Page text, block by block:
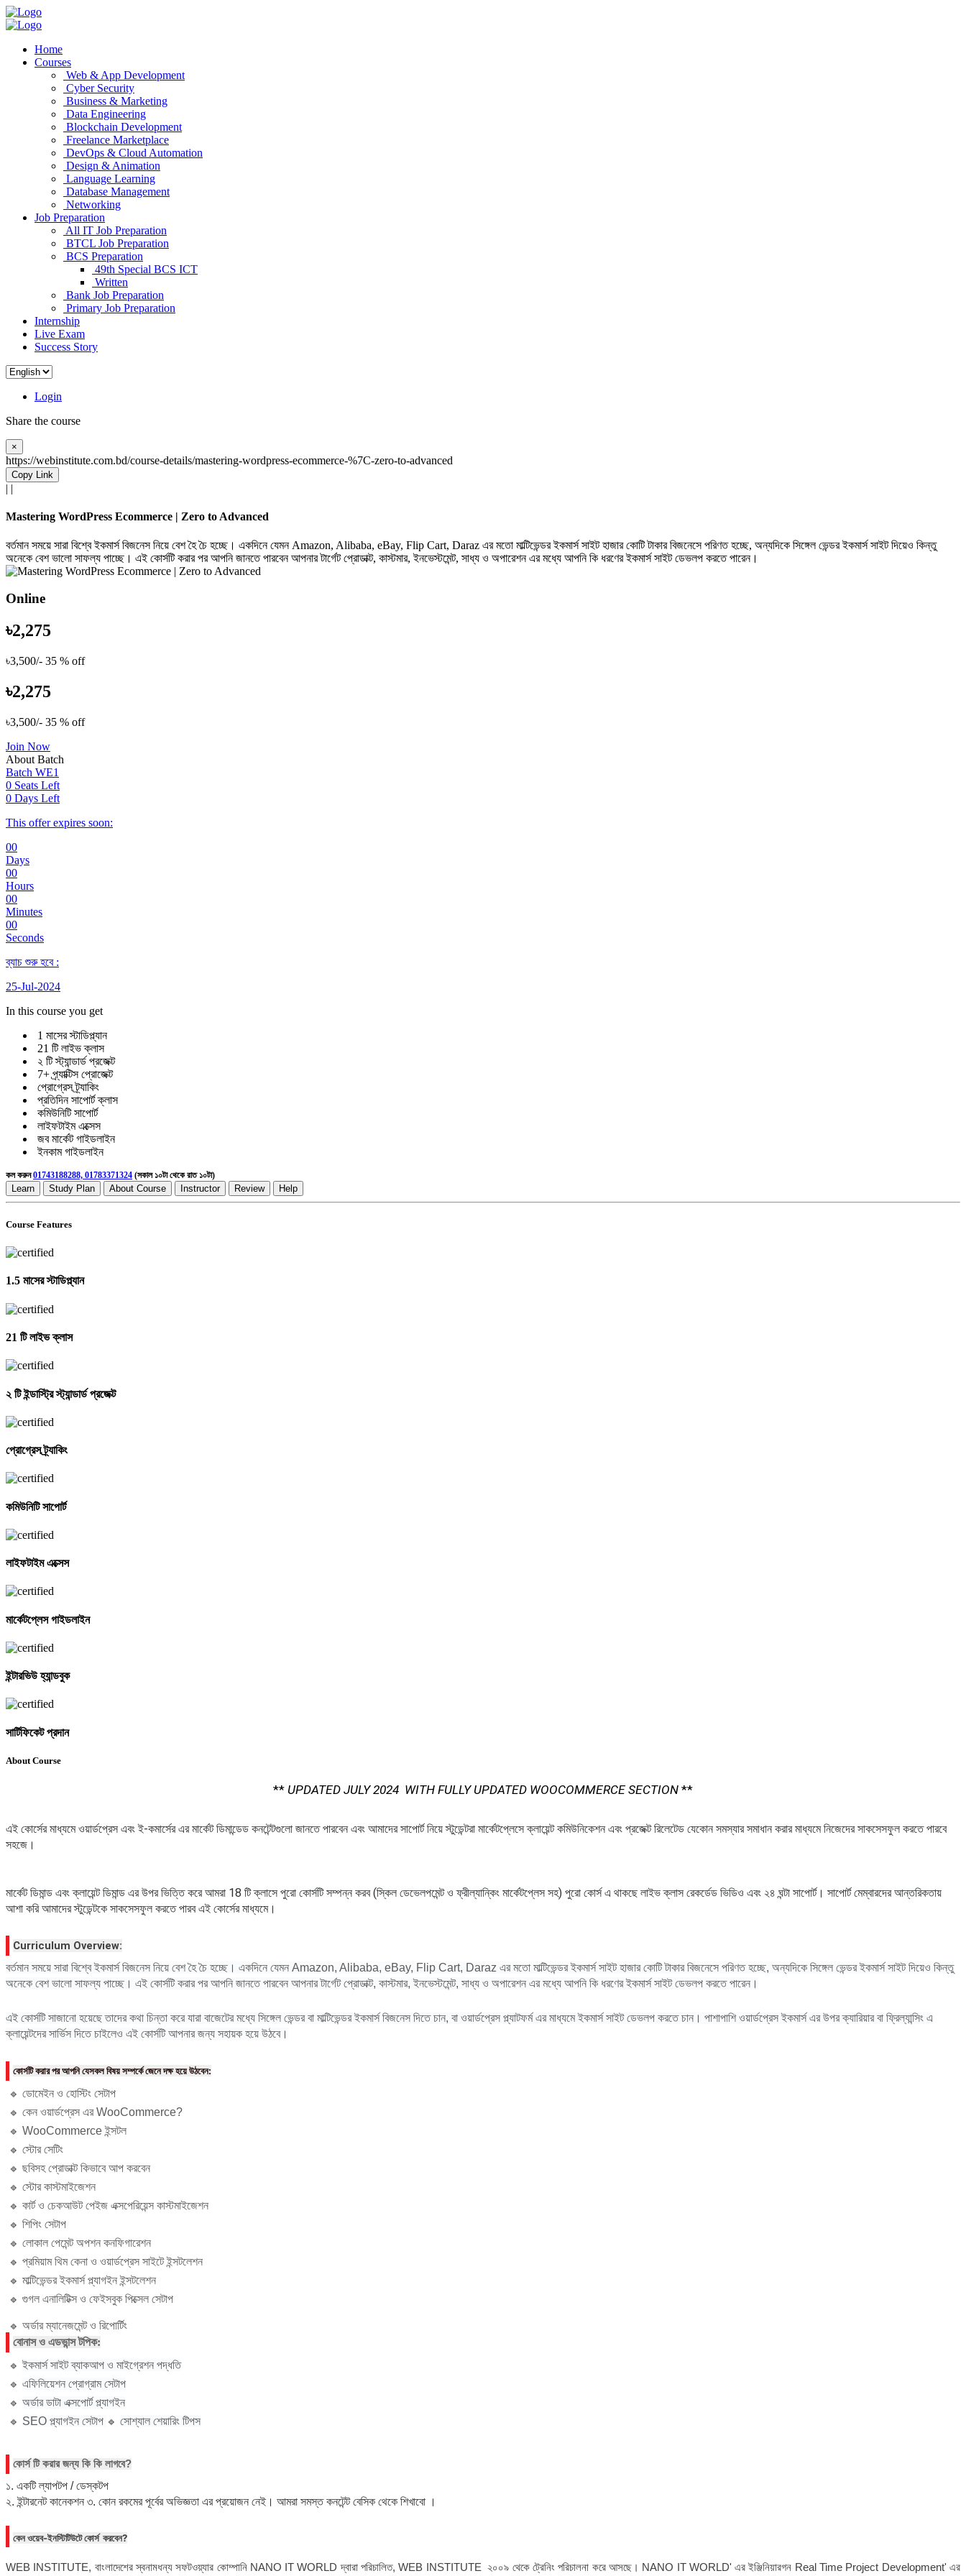
Home
Courses
Web & App Development
Cyber Security
Business & Marketing
Data Engineering
Blockchain Development
Freelance Marketplace
DevOps & Cloud Automation
Design & Animation
Language Learning
Database Management
Networking
Job Preparation
All IT Job Preparation
BTCL Job Preparation
BCS Preparation
49th Special BCS ICT
Written
Bank Job Preparation
Primary Job Preparation
Internship
Live Exam
Success Story
Login
Share the course
×
https://webinstitute.com.bd/course-details/mastering-wordpress-ecommerce-%7C-zero-to-advanced
Copy Link
| |
Mastering WordPress Ecommerce | Zero to Advanced
বর্তমান সময়ে সারা বিশ্বে ইকমার্স বিজনেস নিয়ে বেশ হৈ চৈ হচ্ছে। একদিনে যেমন Amazon, Alibaba, eBay, Flip Cart, Daraz এর মতো মাল্টিভেন্ডর ইকমার্স সাইট হাজার কোটি টাকার বিজনেসে পরিণত হচ্ছে, অন্যদিকে সিঙ্গেল ভেন্ডর ইকমার্স সাইট দিয়েও কিন্তু
অনেকে বেশ ভালো সাফল্য পাচ্ছে। এই কোর্সটি করার পর আপনি জানতে পারবেন আপনার টার্গেট প্রোডাক্ট, কাস্টমার, ইনভেস্টমেন্ট, সাধ্য ও অপারেশন এর মধ্যে আপনি কি ধরণের ইকমার্স সাইট ডেভলপ করতে পারেন।
Online
৳2,275
৳3,500/- 35 % off
৳2,275
৳3,500/- 35 % off
Join Now
About Batch
Batch WE1
0 Seats Left
0 Days Left
This offer expires soon:
00
Days
00
Hours
00
Minutes
00
Seconds
ব্যাচ শুরু হবে :
25-Jul-2024
In this course you get
1 মাসের স্টাডিপ্ল্যান
21 টি লাইভ ক্লাস
২ টি স্ট্যান্ডার্ড প্রজেক্ট
7+ প্র্যাক্টিস প্রোজেক্ট
প্রোগ্রেস ট্র্যাকিং
প্রতিদিন সাপোর্ট ক্লাস
কমিউনিটি সাপোর্ট
লাইফটাইম এক্সেস
জব মার্কেট গাইডলাইন
ইনকাম গাইডলাইন
কল করুন01743188288, 01783371324 (সকাল ১০টা থেকে রাত ১০টা)
Learn Study Plan About Course Instructor Review Help
Course Features
1.5 মাসের স্টাডিপ্ল্যান
21 টি লাইভ ক্লাস
২ টি ইন্ডাস্ট্রি স্ট্যান্ডার্ড প্রজেক্ট
প্রোগ্রেস ট্র্যাকিং
কমিউনিটি সাপোর্ট
লাইফটাইম এক্সেস
মার্কেটপ্লেস গাইডলাইন
ইন্টারভিউ হ্যান্ডবুক
সার্টিফিকেট প্রদান
About Course
** UPDATED JULY 2024 WITH FULLY UPDATED WOOCOMMERCE SECTION **
এই কোর্সের মাধ্যমে ওয়ার্ডপ্রেস এবং ই-কমার্সের এর মার্কেট ডিমান্ডেড কনটেন্টগুলো জানতে পারবেন এবং আমাদের সাপোর্ট নিয়ে স্টুডেন্টরা মার্কেটপ্লেসে ক্লায়েন্ট কমিউনিকেশন এবং প্রজেক্ট রিলেটেড যেকোন সমস্যার সমাধান করার মাধ্যমে নিজেদের সাকসেসফুল করতে পারবে
সহজে।
মার্কেট ডিমান্ড এবং ক্লায়েন্ট ডিমান্ড এর উপর ভিত্তি করে আমরা 18 টি ক্লাসে পুরো কোর্সটি সম্পন্ন করব (স্কিল ডেভেলপমেন্ট ও ফ্রীল্যান্কিং মার্কেটপ্লেস সহ) পুরো কোর্স এ থাকছে লাইভ ক্লাস রেকর্ডেড ভিডিও এবং ২৪ ঘন্টা সাপোর্ট। সাপোর্ট মেম্বারদের আন্তরিকতায়
আশা করি আমাদের স্টুডেন্টকে সাকসেসফুল করতে পারব এই কোর্সের মাধ্যমে।
Curriculum Overview:
বর্তমান সময়ে সারা বিশ্বে ইকমার্স বিজনেস নিয়ে বেশ হৈ চৈ হচ্ছে। একদিনে যেমন Amazon, Alibaba, eBay, Flip Cart, Daraz এর মতো মাল্টিভেন্ডর ইকমার্স সাইট হাজার কোটি টাকার বিজনেসে পরিণত হচ্ছে, অন্যদিকে সিঙ্গেল ভেন্ডর ইকমার্স সাইট দিয়েও কিন্তু
অনেকে বেশ ভালো সাফল্য পাচ্ছে। এই কোর্সটি করার পর আপনি জানতে পারবেন আপনার টার্গেট প্রোডাক্ট, কাস্টমার, ইনভেস্টমেন্ট, সাধ্য ও অপারেশন এর মধ্যে আপনি কি ধরণের ইকমার্স সাইট ডেভলপ করতে পারেন।
এই কোর্সটি সাজানো হয়েছে তাদের কথা চিন্তা করে যারা বাজেটের মধ্যে সিঙ্গেল ভেন্ডর বা মাল্টিভেন্ডর ইকমার্স বিজনেস দিতে চান, বা ওয়ার্ডপ্রেস প্ল্যাটফর্ম এর মাধ্যমে ইকমার্স সাইট ডেভলপ করতে চান। পাশাপাশি ওয়ার্ডপ্রেস ইকমার্স এর উপর ক্যারিয়ার বা ফ্রিল্যান্সিং এ
ক্লায়েন্টদের সার্ভিস দিতে চাইলেও এই কোর্সটি আপনার জন্য সহায়ক হয়ে উঠবে।
কোর্সটি করার পর আপনি যেসকল বিষয় সম্পর্কে জেনে দক্ষ হয়ে উঠবেন:
🔹 ডোমেইন ও হোস্টিং সেটাপ
🔹 কেন ওয়ার্ডপ্রেস এর WooCommerce?
🔹 WooCommerce ইন্সটল
🔹 স্টোর সেটিং
🔹 ছবিসহ প্রোডাক্ট কিভাবে আপ করবেন
🔹 স্টোর কাস্টমাইজেশন
🔹 কার্ট ও চেকআউট পেইজ এক্সপেরিয়েন্স কাস্টমাইজেশন
🔹 শিপিং সেটাপ
🔹 লোকাল পেমেন্ট অপশন কনফিগারেশন
🔹 প্রমিয়াম থিম কেনা ও ওয়ার্ডপ্রেস সাইটে ইন্সটলেশন
🔹 মাল্টিভেন্ডর ইকমার্স প্ল্যাগইন ইন্সটলেশন
🔹 গুগল এনালিটিক্স ও ফেইসবুক পিক্সেল সেটাপ
🔹 অর্ডার ম্যানেজমেন্ট ও রিপোর্টিং
বোনাস ও এডভান্স টপিক:
🔹 ইকমার্স সাইট ব্যাকআপ ও মাইগ্রেশন পদ্ধতি
🔹 এফিলিয়েশন প্রোগ্রাম সেটাপ
🔹 অর্ডার ডাটা এক্সপোর্ট প্ল্যাগইন
🔹 SEO প্ল্যাগইন সেটাপ 🔹 সোশ্যাল শেয়ারিং টিপস
কোর্স টি করার জন্য কি কি লাগবে?
১. একটি ল্যাপটপ / ডেস্কটপ
২. ইন্টারনেট কানেকশন ৩. কোন রকমের পূর্বের অভিজ্ঞতা এর প্রয়োজন নেই। আমরা সমস্ত কনটেন্ট বেসিক থেকে শিখাবো ।
কেন ওয়েব-ইনস্টিটিউটেকোর্স করবেন?
WEB INSTITUTE, বাংলাদেশের স্বনামধন্য সফটওয়্যার কোম্পানি NANO IT WORLD দ্বারা পরিচালিত, WEB INSTITUTE ২০০৯ থেকে ট্রেনিং পরিচালনা করে আসছে। NANO IT WORLD' এর ইঞ্জিনিয়ারগন Real Time Project Development' এর